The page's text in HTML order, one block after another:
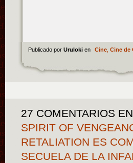
Publicado por Uruloki en Cine, Cine de
27 COMENTARIOS EN
SPIRIT OF
RETALIATION ES
SECUELA DE LA